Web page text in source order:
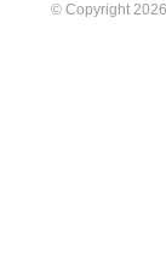
© Copyright